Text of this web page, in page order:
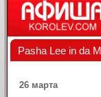
Pasha Lee in da
26 марта